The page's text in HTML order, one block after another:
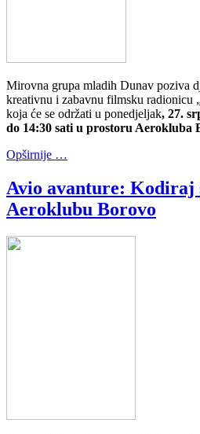
Mirovna grupa mladih Dunav poziva
kreativnu i zabavnu filmsku radionicu
koja će se održati u ponedjeljak, 27.
do 14:30 sati u prostoru Aerokluba
Opširnije …
Avio avanture: Kodiraj
Aeroklubu Borovo